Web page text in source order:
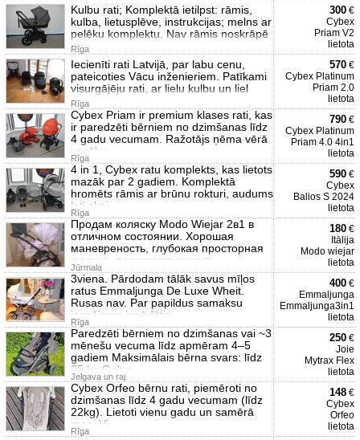
Kulbu rati; Komplektā ietilpst: rāmis,
kulba, lietusplēve, instrukcijas; melns ar
pelēku komplektu. Nav rāmis noskrāpē
Rīga
300 €
Cybex
Priam V2
lietota
Iecienīti rati Latvijā, par labu cenu,
pateicoties Vācu inženieriem. Patīkami
visurgājēju rati, ar lielu kulbu un liel
Rīga
570 €
Cybex Platinum
Priam 2.0
lietota
Cybex Priam ir premium klases rati, kas
ir paredzēti bērniem no dzimšanas līdz
4 gadu vecumam. Ražotājs ņēma vērā
vecāku
Rīga
790 €
Cybex Platinum
Priam 4.0 4in1
lietota
4 in 1, Cybex ratu komplekts, kas lietots
mazāk par 2 gadiem. Komplektā
hromēts rāmis ar brūnu rokturi, audums
ļoti skai
Rīga
590 €
Cybex
Balios S 2024
lietota
Продам коляску Modo Wiejar 2в1 в
отличном состоянии. Хорошая
маневреность, глубокая просторная
люлька, в комплект входит
Jūrmala
180 €
Itālija
Modo wiejar
lietota
3viena. Pārdodam tālāk savus mīļos
ratus Emmaljunga De Luxe Wheit.
Rusas nav. Par papildus samaksu
iespējams iegādātie
Rīga
400 €
Emmaljunga
Emmaljunga3in1
lietota
Paredzēti bērniem no dzimšanas vai ~3
mēnešu vecuma līdz apmēram 4–5
gadiem Maksimālais bērna svars: līdz
25 kg Galve
Jelgava un raj.
250 €
Joie
Mytrax Flex
lietota
Cybex Orfeo bērnu rati, piemēroti no
dzimšanas līdz 4 gadu vecumam (līdz
22kg). Lietoti vienu gadu un samērā
maz. Vi
Rīga
148 €
Cybex
Orfeo
lietota